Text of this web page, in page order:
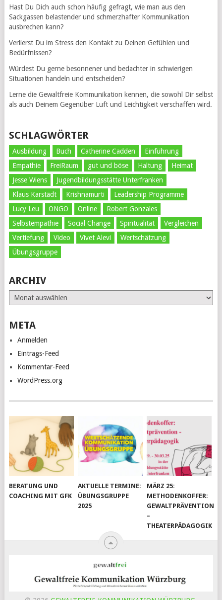
Hast Du Dich auch schon häufig gefragt, wie man aus den
Sackgassen belastender und schmerzhafter Kommunikation
ausbrechen kann?
Verlierst Du im Stress den Kontakt zu Deinen Gefühlen und
Bedürfnissen?
Würdest Du gerne besonnener und bedachter in schwierigen
Situationen handeln und entscheiden?
Lerne die Gewaltfreie Kommunikation kennen, die sowohl Dir selbst
als auch Deinem Gegenüber Luft und Leichtigkeit verschaffen wird.
SCHLAGWÖRTER
Ausbildung Buch Catherine Cadden
Einführung
Empathie
FreiRaum gut und böse Haltung
Heimat
Jesse Wiens
Jugendbildungsstätte Unterfranken
Klaus Karstädt
Krishnamurti
Leadership Programme
Lucy Leu
ONGO Online
Robert Gonzales
Selbstempathie
Social Change Spiritualität
Vergleichen
Vertiefung
Video Vivet Alevi
Wertschätzung
Übungsgruppe
ARCHIV
Archiv
META
Anmelden
Eintrags-Feed
Kommentar-Feed
WordPress.org
BERATUNG UND
COACHING MIT GFK
AKTUELLE TERMINE:
ÜBUNGSGRUPPE
2025
MÄRZ 25:
METHODENKOFFER:
GEWALTPRÄVENTION
–
THEATERPÄDAGOGIK